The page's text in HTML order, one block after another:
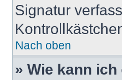
Signatur
Nach oben
» Wie kann